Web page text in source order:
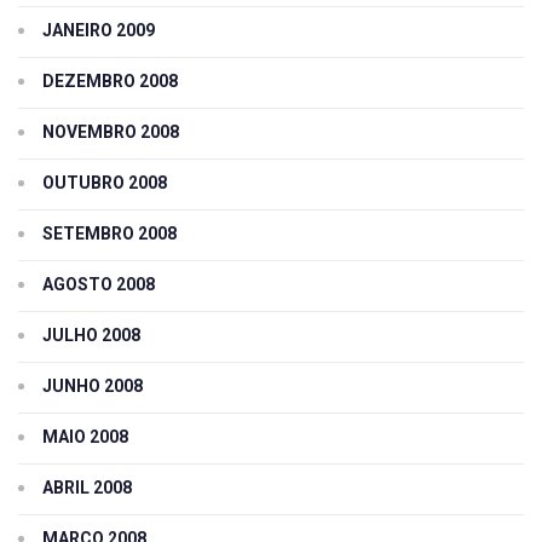
JANEIRO 2009
DEZEMBRO 2008
NOVEMBRO 2008
OUTUBRO 2008
SETEMBRO 2008
AGOSTO 2008
JULHO 2008
JUNHO 2008
MAIO 2008
ABRIL 2008